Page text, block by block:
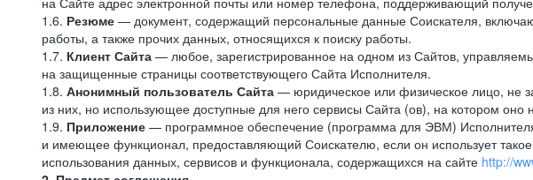
1.6. Резюме — документ, содержащий персональные данные Соискателя,
работы, а также прочих данных, относящихся к поиску работы.
1.7. Клиент Сайта — любое, зарегистрированное на одном из Сайтов,
на защищенные страницы соответствующего Сайта Исполнителя.
1.8. Анонимный пользователь Сайта — юридическое или физическое лицо, не
из них, но использующее доступные для него сервисы Сайта (ов), на котором оно
1.9. Приложение — программное обеспечение (программа для ЭВМ)
и имеющее функционал, предоставляющий Соискателю, если он использует
использования данных, сервисов и функционала, содержащихся на сайте http://